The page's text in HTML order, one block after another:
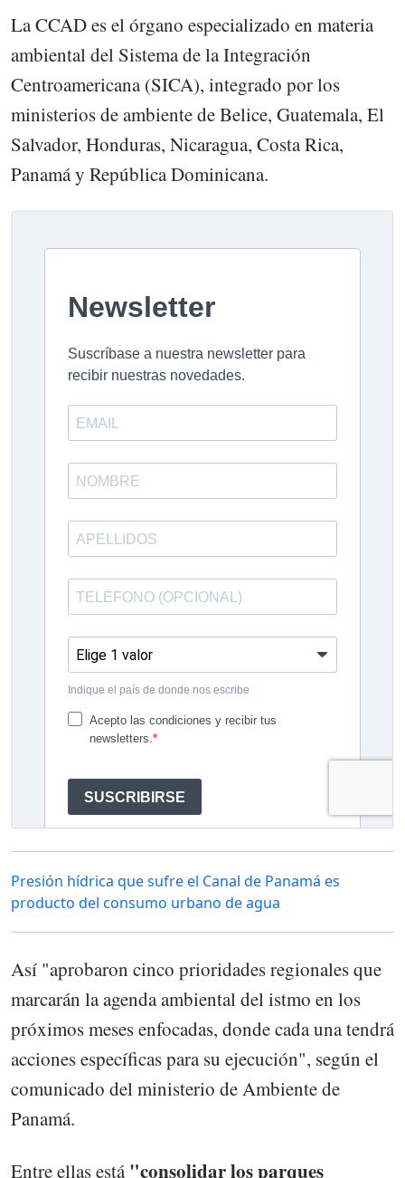
La CCAD es el órgano especializado en materia
ambiental del Sistema de la Integración
Centroamericana (SICA), integrado por los
ministerios de ambiente de Belice, Guatemala, El
Salvador, Honduras, Nicaragua, Costa Rica,
Panamá y República Dominicana.
Presión hídrica que sufre el Canal de Panamá es
producto del consumo urbano de agua
Así "aprobaron cinco prioridades regionales que
marcarán la agenda ambiental del istmo en los
próximos meses enfocadas, donde cada una tendrá
acciones específicas para su ejecución", según el
comunicado del ministerio de Ambiente de
Panamá.
Entre ellas está"consolidar los parques